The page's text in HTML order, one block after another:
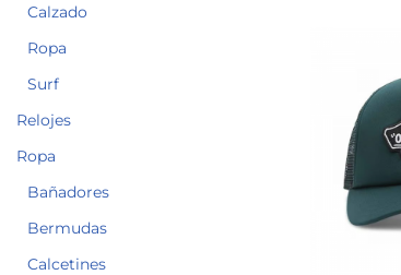
Calzado
Ropa
Surf
Relojes
Ropa
Bañadores
Bermudas
Calcetines